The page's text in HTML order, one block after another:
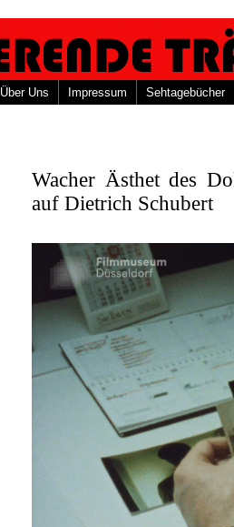
Über Uns Impressum Sehtagebücher
Wacher Ästhet des
auf Dietrich Schubert